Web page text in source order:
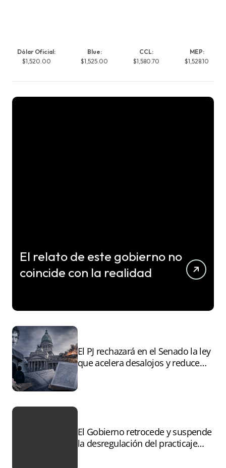
Dólar Oficial:
$1,520.00
Blue:
$1,525.00
CCL:
$1,580.70
MEP:
$1,528.10
El relato de este gobierno no
coincide con la realidad
El PJ rechazará en el Senado la ley
que acelera desalojos y reduce
El Gobierno retrocede y suspende
la desregulación del practicaje